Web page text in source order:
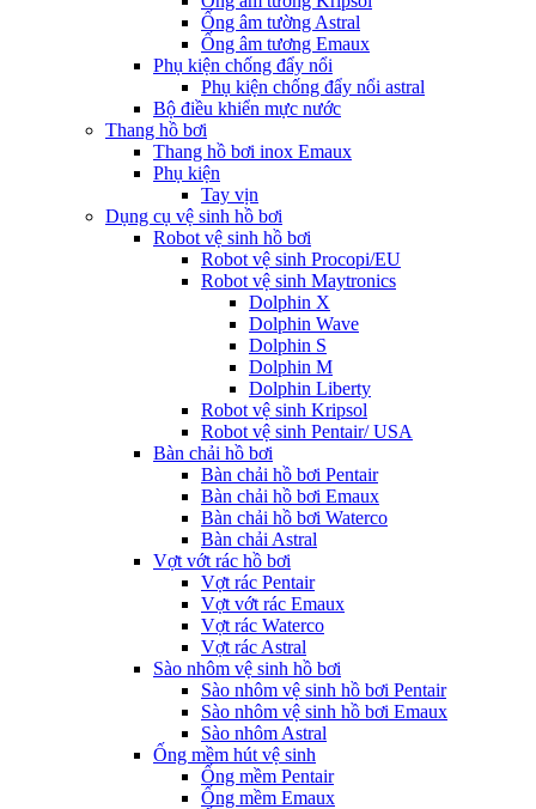
Ống âm tường Astral
Ống âm tương Emaux
Phụ kiện chống đẩy nổi
Phụ kiện chống đẩy nổi astral
Bộ điều khiển mực nước
Thang hồ bơi
Thang hồ bơi inox Emaux
Phụ kiện
Tay vịn
Dụng cụ vệ sinh hồ bơi
Robot vệ sinh hồ bơi
Robot vệ sinh Procopi/EU
Robot vệ sinh Maytronics
Dolphin X
Dolphin Wave
Dolphin S
Dolphin M
Dolphin Liberty
Robot vệ sinh Kripsol
Robot vệ sinh Pentair/ USA
Bàn chải hồ bơi
Bàn chải hồ bơi Pentair
Bàn chải hồ bơi Emaux
Bàn chải hồ bơi Waterco
Bàn chải Astral
Vợt vớt rác hồ bơi
Vợt rác Pentair
Vợt vớt rác Emaux
Vợt rác Waterco
Vợt rác Astral
Sào nhôm vệ sinh hồ bơi
Sào nhôm vệ sinh hồ bơi Pentair
Sào nhôm vệ sinh hồ bơi Emaux
Sào nhôm Astral
Ống mềm hút vệ sinh
Ống mềm Pentair
Ống mềm Emaux